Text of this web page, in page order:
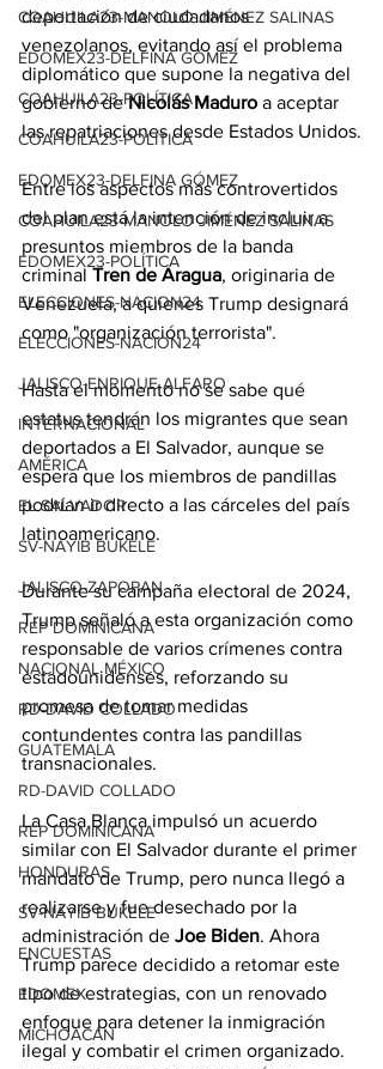
COAHUILA23-MANOLO JIMÉNEZ SALINAS
EDOMEX23-DELFINA GÓMEZ
COAHUILA23-POLÍTICA
COAHUILA23-POLÍTICA
EDOMEX23-DELFINA GÓMEZ
COAHUILA23-MANOLO JIMÉNEZ SALINAS
EDOMEX23-POLÍTICA
ELECCIONES-NACION24
ELECCIONES-NACION24
JALISCO-ENRIQUE ALFARO
INTERNACIONAL
AMÉRICA
EL SALVADOR
SV-NAYIB BUKELE
JALISCO-ZAPOPAN
REP DOMINICANA
NACIONAL MÉXICO
RD-DAVID COLLADO
GUATEMALA
RD-DAVID COLLADO
REP DOMINICANA
HONDURAS
SV-NAYIB BUKELE
ENCUESTAS
EDOMEX
MICHOACÁN
deportación de ciudadanos
venezolanos, evitando así el problema
diplomático que supone la negativa del
gobierno de Nicolás Maduro a aceptar
las repatriaciones desde Estados Unidos.
Entre los aspectos más controvertidos
del plan está la intención de incluir a
presuntos miembros de la banda
criminal Tren de Aragua, originaria de
Venezuela, a quienes Trump designará
como "organización terrorista".
Hasta el momento no se sabe qué
estatus tendrán los migrantes que sean
deportados a El Salvador, aunque se
espera que los miembros de pandillas
podrían ir directo a las cárceles del país
latinoamericano.
Durante su campaña electoral de 2024,
Trump señaló a esta organización como
responsable de varios crímenes contra
estadounidenses, reforzando su
promesa de tomar medidas
contundentes contra las pandillas
transnacionales.
La Casa Blanca impulsó un acuerdo
similar con El Salvador durante el primer
mandato de Trump, pero nunca llegó a
realizarse y fue desechado por la
administración de Joe Biden. Ahora
Trump parece decidido a retomar este
tipo de estrategias, con un renovado
enfoque para detener la inmigración
ilegal y combatir el crimen organizado.